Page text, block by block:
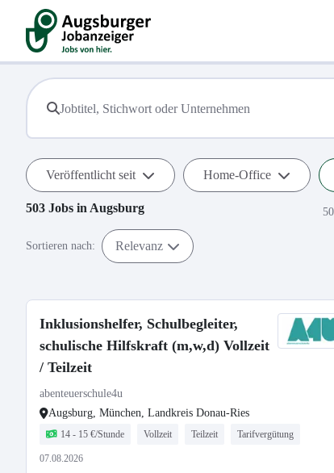
Veröffentlicht seit Home-Office
503 Jobs in Augsburg
Sortieren nach: Relevanz
Inklusionshelfer, Schulbegleiter,
schulische Hilfskraft (m,w,d) Vollzeit
/ Teilzeit
abenteuerschule4u
Augsburg, München, Landkreis Donau-Ries
14 - 15 €/Stunde Vollzeit Teilzeit Tarifvergütung
07.08.2026